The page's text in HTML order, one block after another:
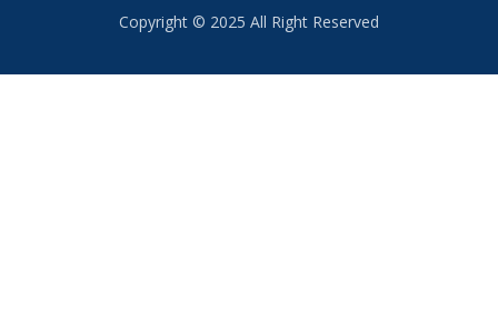
Copyright © 2025 All Right Reserved